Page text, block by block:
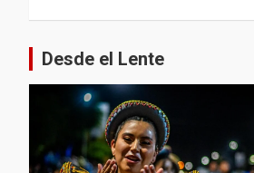
entradas
Desde el Lente